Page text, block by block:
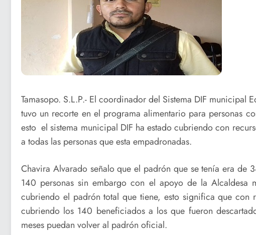
Tamasopo. S.L.P.- El coordinador del Sistema DIF
tuvo un recorte en el programa alimentario para personas
esto el sistema municipal DIF ha estado cubriendo con
a todas las personas que esta empadronadas.
Chavira Alvarado señalo que el padrón que se tenía era de
140 personas sin embargo con el apoyo de la Alcaldesa
cubriendo el padrón total que tiene, esto significa que con
cubriendo los 140 beneficiados a los que fueron
meses puedan volver al padrón oficial.